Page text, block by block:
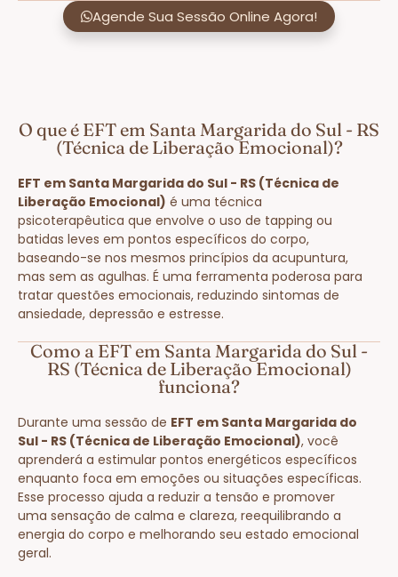
Agende Sua Sessão Online Agora!
O que é EFT em Santa Margarida do Sul - RS
(Técnica de Liberação Emocional)?
EFT em Santa Margarida do Sul - RS (Técnica de
Liberação Emocional) é uma técnica
psicoterapêutica que envolve o uso de tapping ou
batidas leves em pontos específicos do corpo,
baseando-se nos mesmos princípios da acupuntura,
mas sem as agulhas. É uma ferramenta poderosa para
tratar questões emocionais, reduzindo sintomas de
ansiedade, depressão e estresse.
Como a EFT em Santa Margarida do Sul -
RS (Técnica de Liberação Emocional)
funciona?
Durante uma sessão de EFT em Santa Margarida do
Sul - RS (Técnica de Liberação Emocional), você
aprenderá a estimular pontos energéticos específicos
enquanto foca em emoções ou situações específicas.
Esse processo ajuda a reduzir a tensão e promover
uma sensação de calma e clareza, reequilibrando a
energia do corpo e melhorando seu estado emocional
geral.